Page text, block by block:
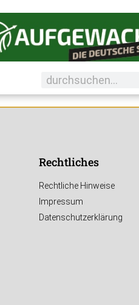
Rechtliches
Rechtliche Hinweise
Impressum
Datenschutzerklärung